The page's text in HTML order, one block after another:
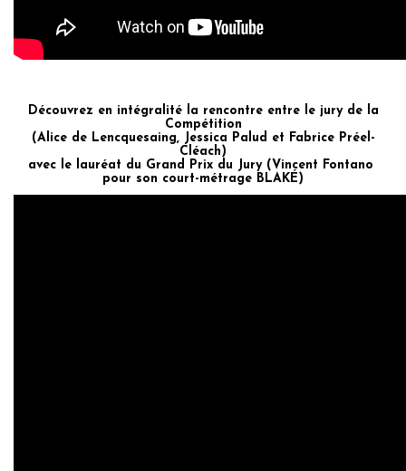
Découvrez en intégralité la rencontre entre le jury de la
Compétition
(Alice de Lencquesaing, Jessica Palud et Fabrice Préel-
Cléach)
avec le lauréat du Grand Prix du Jury (Vincent Fontano
pour son court-métrage BLAKÉ)